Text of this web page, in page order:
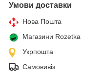
Умови доставки
Нова Пошта
Магазини Rozetka
Укрпошта
Самовивіз